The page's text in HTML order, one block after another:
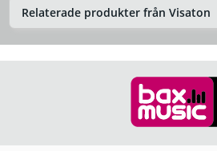
Relaterade produkter från Visaton